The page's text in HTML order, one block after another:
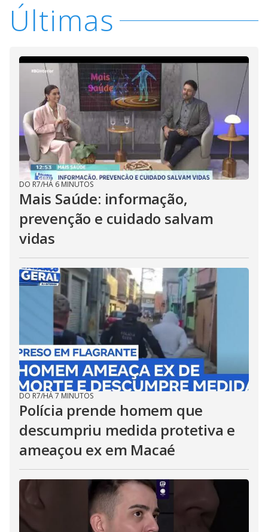
Últimas
DO R7/HÁ 6 MINUTOS
Mais Saúde: informação,
prevenção e cuidado salvam
vidas
DO R7/HÁ 7 MINUTOS
Polícia prende homem que
descumpriu medida protetiva e
ameaçou ex em Macaé